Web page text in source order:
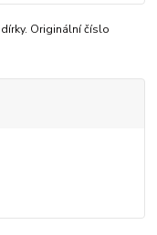
Originální číslo